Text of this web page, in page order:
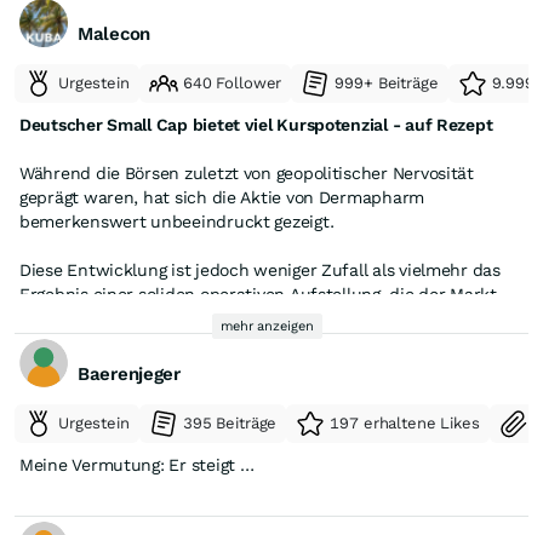
Aktien eingezogen werden, gibt es noch 49.540.810 Aktien
insgesamt. Unter der Annahme, dass die Themis Beteiligungs-
Anteil auf 89,06% steigen. Also nicht mehr weit zum Squeeze-
Malecon
Urgestein 640 Follower 999+ Beiträge
Deutscher Small Cap bietet viel Kurspotenzial - auf Rezept
Während die Börsen zuletzt von geopolitischer Nervosität
geprägt waren, hat sich die Aktie von Dermapharm
bemerkenswert unbeeindruckt gezeigt.
Diese Entwicklung ist jedoch weniger Zufall als vielmehr das
Ergebnis einer soliden operativen Aufstellung, die der Markt
bei dem SDAX-Titel weiterhin honoriert.
Denn die Grünwalder Gesellschaft verfügt gleich über
mehrere
­Hebel, die in den kommenden Wochen und
Monaten zusätzliches Aufwärtspotenzial freisetzen
dürften.
Quelle: https://www.boerse-
viel-kurspotenzial-auf-rezept-20398040.html
mehr anzeigen
Baerenjeger
Urgestein 395 Beiträge 197 erhaltene Likes
Meine Vermutung: Er steigt …